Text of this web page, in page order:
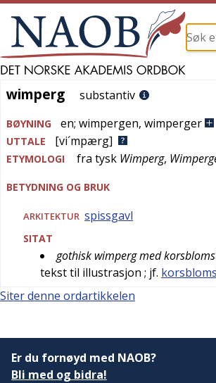
wimperg
wimperg substantiv
BØYNING en; wimpergen, wimperger
UTTALE [vi´mpærg]
ETYMOLOGI fra tysk Wimperg,
BETYDNING OG BRUK
ARKITEKTUR spissgavl
SITAT
gothisk wimperg med
tekst til illustrasjon ; jf.
Siter denne ordartikkelen
Er du fornøyd med NAOB?
Bli med og bidra!